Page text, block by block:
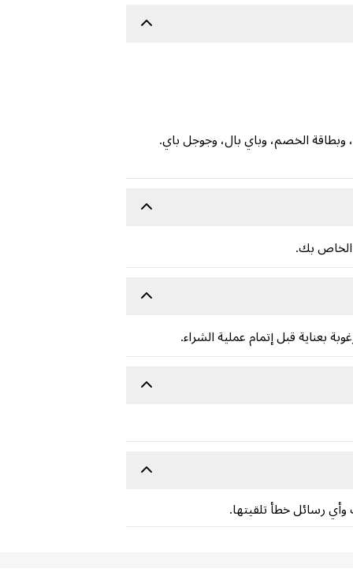
الخاص بك.
بعناية قبل إتمام عملية الشراء.
رسائل خطأ تلقيتها.